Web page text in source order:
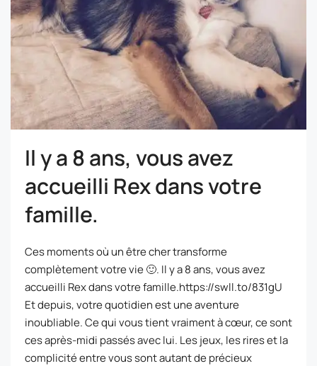
Il y a 8 ans, vous avez
accueilli Rex dans votre
famille.
Ces moments où un être cher transforme
complètement votre vie 🙂. Il y a 8 ans, vous avez
accueilli Rex dans votre famille.https://swll.to/831gU
Et depuis, votre quotidien est une aventure
inoubliable. Ce qui vous tient vraiment à cœur, ce sont
ces après-midi passés avec lui. Les jeux, les rires et la
complicité entre vous sont autant de précieux